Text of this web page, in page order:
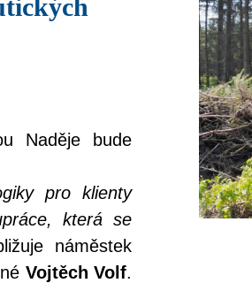
Naděje bude
pro klienty
která se
náměstek
Vojtěch Volf.